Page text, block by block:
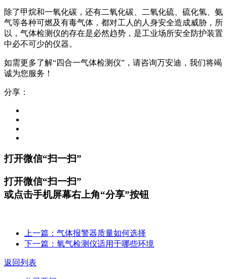
除了甲烷和一氧化碳，还有二氧化碳、二氧化硫、硫化氢、氨
气等各种可燃及有毒气体，都对工人的人身安全造成威胁，所
以，气体检测仪的存在是必然趋势，是工业场所安全防护装置
中必不可少的仪器。
如需更多了解“四合一气体检测仪”，请咨询万安迪，我们将竭
诚为您服务！
分享：
打开微信“扫一扫”
打开微信“扫一扫”
或点击手机屏幕右上角“分享”按钮
上一篇：气体报警器质量如何选择
下一篇：氧气检测仪适用于哪些环境
返回列表